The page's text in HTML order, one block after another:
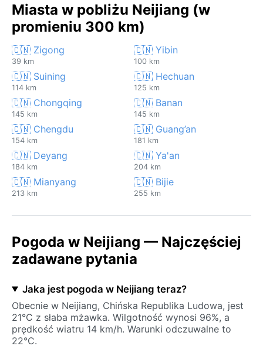
Miasta w pobliżu Neijiang (w
promieniu 300 km)
🇨🇳 Zigong
39 km
🇨🇳 Yibin
100 km
🇨🇳 Suining
114 km
🇨🇳 Hechuan
125 km
🇨🇳 Chongqing
145 km
🇨🇳 Banan
145 km
🇨🇳 Chengdu
154 km
🇨🇳 Guang’an
181 km
🇨🇳 Deyang
184 km
🇨🇳 Ya'an
204 km
🇨🇳 Mianyang
213 km
🇨🇳 Bijie
255 km
Pogoda w Neijiang — Najczęściej
zadawane pytania
Jaka jest pogoda w Neijiang teraz?
Obecnie w Neijiang, Chińska Republika Ludowa, jest
21°C z słaba mżawka. Wilgotność wynosi 96%, a
prędkość wiatru 14 km/h. Warunki odczuwalne to
22°C.